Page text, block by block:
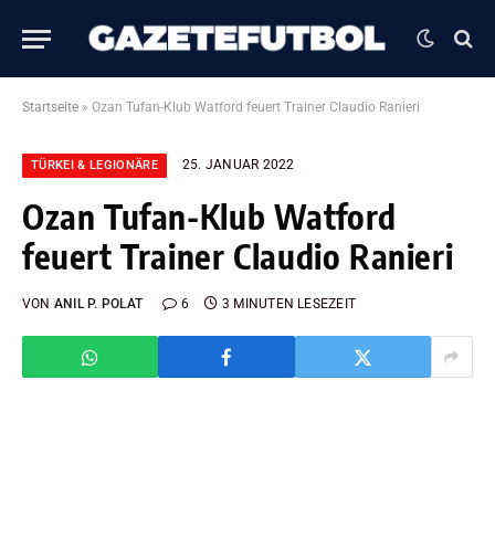
Startseite » Ozan Tufan-Klub Watford feuert Trainer Claudio Ranieri
TÜRKEI & LEGIONÄRE 25. JANUAR 2022
Ozan Tufan-Klub Watford
feuert Trainer Claudio Ranieri
VON ANIL P. POLAT 6 3 MINUTEN LESEZEIT